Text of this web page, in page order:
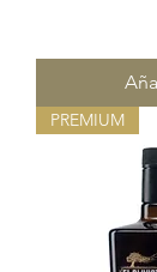
PREMIUM